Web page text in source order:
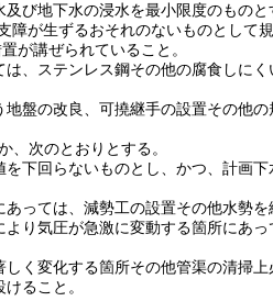
び地下水の浸水を最小限度のものと
障が生ずるおそれのないものとして
が講ぜられていること。
、ステンレス鋼その他の腐食しに
盤の改良、可撓継手の設置その他の
、次のとおりとする。
下回らないものとし、かつ、計画
っては、減勢工の設置その他水勢を
り気圧が急激に変動する箇所にあ
く変化する箇所その他管渠の清掃
ること。